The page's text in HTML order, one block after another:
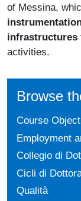
of Messina,
infrastructures
activities.
Browse
Course
Employment
Collegio di
Cicli di
Qualità